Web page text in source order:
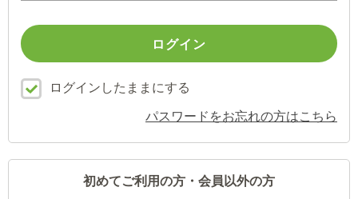
ログインしたままにする
パスワードをお忘れの方はこちら
初めてご利用の方・会員以外の方